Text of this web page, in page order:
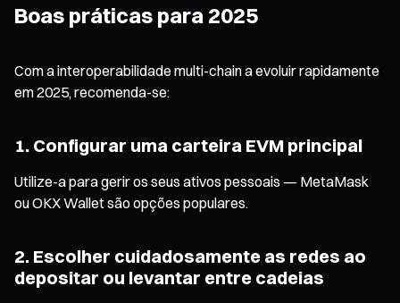
Boas práticas para 2025
Com a interoperabilidade multi-chain a evoluir rapidamente
em 2025, recomenda-se:
1. Configurar uma carteira EVM principal
Utilize-a para gerir os seus ativos pessoais — MetaMask
ou OKX Wallet são opções populares.
2. Escolher cuidadosamente as redes ao
depositar ou levantar entre cadeias